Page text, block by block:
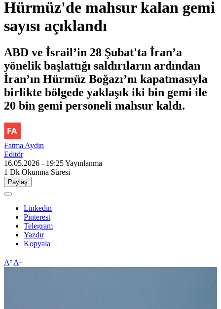
Hürmüz'de mahsur kalan gemi
sayısı açıklandı
ABD ve İsrail’in 28 Şubat'ta İran’a
yönelik başlattığı saldırıların ardından
İran’ın Hürmüz Boğazı’nı kapatmasıyla
birlikte bölgede yaklaşık iki bin gemi ile
20 bin gemi personeli mahsur kaldı.
Fatma Aydın
Editör
16.05.2026 - 19:25Yayınlanma
1 Dk Okunma Süresi
Paylaş
Linkedin
Pinterest
Telegram
Yazdır
Kopyala
A- A+